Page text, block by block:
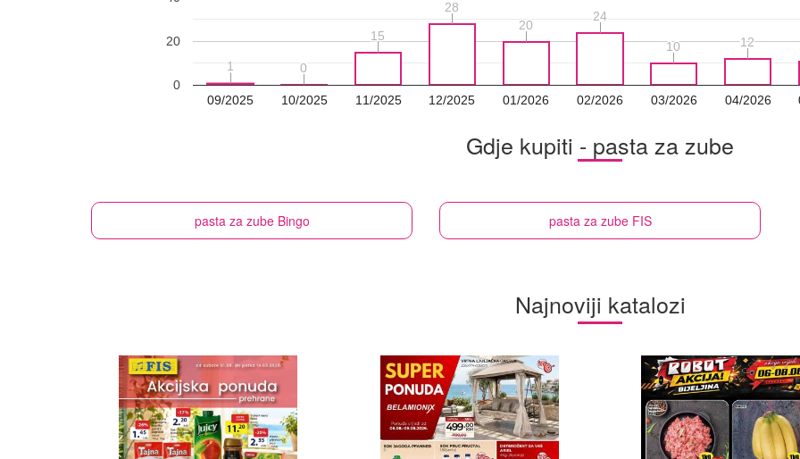
09/2025 10/2025 11/2025 12/2025 01/2026 02/2026 03/2026 04/2026
0
20
1
1 0
0
15
15
28
28
20
20
24
24
10
10 12
12
Gdje kupiti - pasta za zube
pasta za zube Bingo pasta za zube FIS
Najnoviji katalozi